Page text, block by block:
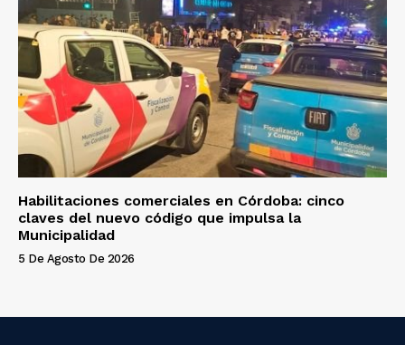
Habilitaciones comerciales en Córdoba: cinco
claves del nuevo código que impulsa la
Municipalidad
5 De Agosto De 2026